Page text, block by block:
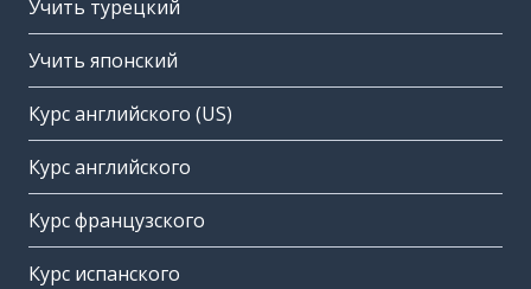
Учить турецкий
Учить японский
Курс английского (US)
Курс английского
Курс французского
Курс испанского